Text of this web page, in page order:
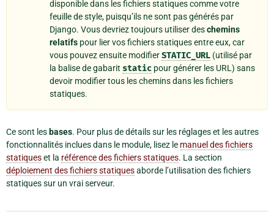
disponible dans les fichiers statiques comme votre
feuille de style, puisqu’ils ne sont pas générés par
Django. Vous devriez toujours utiliser deschemins
relatifs pour lier vos fichiers statiques entre eux, car
vous pouvez ensuite modifierSTATIC_URL (utilisé par
la balise de gabarit static pour générer les URL) sans
devoir modifier tous les chemins dans les fichiers
statiques.
Ce sont lesbases. Pour plus de détails sur les réglages et les autres
fonctionnalités inclues dans le module, lisez le manuel des fichiers
statiqueset la référence des fichiers statiques. La section
déploiement des fichiers statiquesaborde l’utilisation des fichiers
statiques sur un vrai serveur.